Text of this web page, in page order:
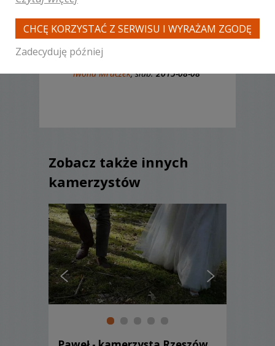
ślub:
Kamerzysta który jest
'Niewidoczny' na Twoim weselu
jest Najlepszym Kamerzystą :) ;)
Iwona Mruczek, ślub:2015-08-08
Zobacz także innych
kamerzystów
CHCĘ KORZYSTAĆ Z SERWISU I WYRAŻAM ZGODĘ
Zadecyduję później